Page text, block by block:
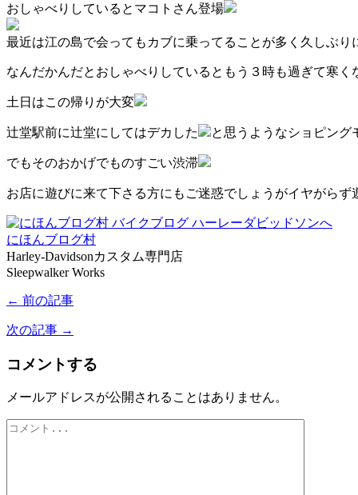
おしゃべりしているとマコトさん登場
最近は江の島で会ってもカブに乗ってることが多く久しぶり
なんだかんだとおしゃべりしているともう３時も過ぎて寒く
土日はこの帰りが大変
辻堂駅前に辻堂にしてはデカした と思うようなショピング
でもそのおかげでものすごい渋滞
お店に遊びに来て下さる方にもご迷惑でしょうがイヤがらず
にほんブログ村
Harley-Davidsonカスタム専門店
Sleepwalker Works
← 前の記事
次の記事 →
コメントする
メールアドレスが公開されることはありません。